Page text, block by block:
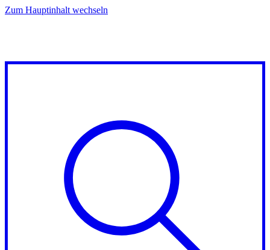
Zum Hauptinhalt wechseln